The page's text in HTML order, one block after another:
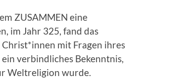
ZUSAMMEN eine
im Jahr 325, fand das
mit Fragen ihres
verbindliches Bekenntnis,
Weltreligion wurde.